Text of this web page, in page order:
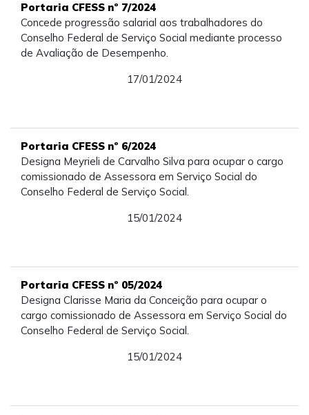
Portaria CFESS nº 7/2024
Concede progressão salarial aos trabalhadores do
Conselho Federal de Serviço Social mediante processo
de Avaliação de Desempenho.
17/01/2024
Portaria CFESS nº 6/2024
Designa Meyrieli de Carvalho Silva para ocupar o cargo
comissionado de Assessora em Serviço Social do
Conselho Federal de Serviço Social.
15/01/2024
Portaria CFESS nº 05/2024
Designa Clarisse Maria da Conceição para ocupar o
cargo comissionado de Assessora em Serviço Social do
Conselho Federal de Serviço Social.
15/01/2024